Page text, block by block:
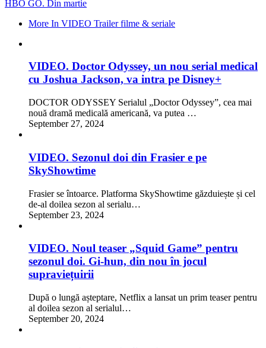
HBO GO. Din martie
More In VIDEO Trailer filme & seriale
VIDEO. Doctor Odyssey, un nou serial medical
cu Joshua Jackson, va intra pe Disney+
DOCTOR ODYSSEY Serialul „Doctor Odyssey”, cea mai
nouă dramă medicală americană, va putea …
September 27, 2024
VIDEO. Sezonul doi din Frasier e pe
SkyShowtime
Frasier se întoarce. Platforma SkyShowtime găzduiește și cel
de-al doilea sezon al serialu…
September 23, 2024
VIDEO. Noul teaser „Squid Game” pentru
sezonul doi. Gi-hun, din nou în jocul
supraviețuirii
După o lungă așteptare, Netflix a lansat un prim teaser pentru
al doilea sezon al serialul…
September 20, 2024